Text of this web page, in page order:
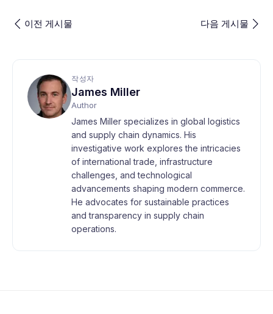
이전 게시물 다음 게시물
작성자
James Miller
Author
James Miller specializes in global logistics
and supply chain dynamics. His
investigative work explores the intricacies
of international trade, infrastructure
challenges, and technological
advancements shaping modern commerce.
He advocates for sustainable practices
and transparency in supply chain
operations.